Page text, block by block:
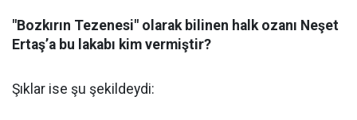
"Bozkırın Tezenesi" olarak bilinen halk ozanı Neşet
Ertaş’a bu lakabı kim vermiştir?
Şıklar ise şu şekildeydi: